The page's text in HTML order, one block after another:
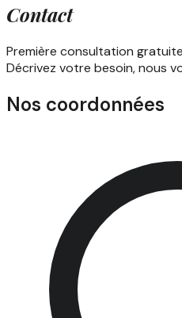
Contact
Première consultation
Décrivez votre besoin, nous
Nos coordonnées